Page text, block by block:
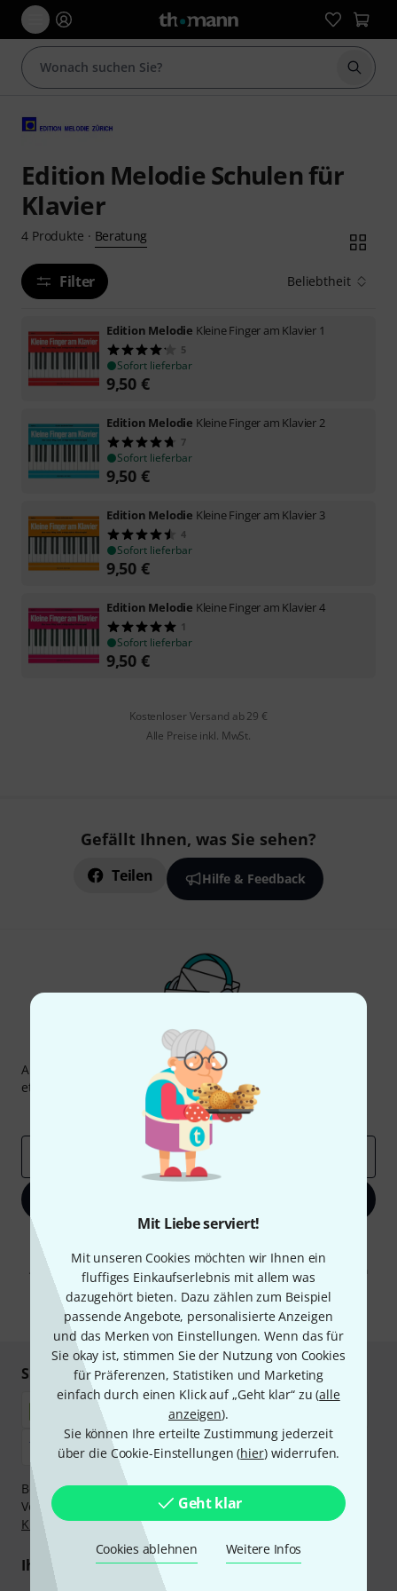
Mit Liebe serviert!
Mit unseren Cookies möchten wir Ihnen ein
fluffiges Einkaufserlebnis mit allem was
dazugehört bieten. Dazu zählen zum Beispiel
passende Angebote, personalisierte Anzeigen
und das Merken von Einstellungen. Wenn das für
Sie okay ist, stimmen Sie der Nutzung von Cookies
für Präferenzen, Statistiken und Marketing
einfach durch einen Klick auf „Geht klar“ zu (alle
anzeigen).
Sie können Ihre erteilte Zustimmung jederzeit
über die Cookie-Einstellungen (hier) widerrufen.
Geht klar
Cookies ablehnen Weitere Infos
Suche
Edition Melodie Schulen für
Klavier
4 Produkte · Beratung
Filter Beliebtheit
Edition Melodie Kleine Finger am Klavier 1
5
Sofort lieferbar
9,50 €
Edition Melodie Kleine Finger am Klavier 2
7
Sofort lieferbar
9,50 €
Edition Melodie Kleine Finger am Klavier 3
4
Sofort lieferbar
9,50 €
Edition Melodie Kleine Finger am Klavier 4
1
Sofort lieferbar
9,50 €
Kostenloser Versand ab 29 €
Alle Preise inkl. MwSt.
Gefällt Ihnen, was Sie sehen?
Teilen Hilfe & Feedback
Thomann Newsletter
Abonniere den Thomann Newsletter und gewinne mit
etwas Glück einen von 50 Gutscheinenüber jeweils
Inspirierende Beiträge
Deals
Mit Klick auf „Jetzt anmelden“ stimmen Sie dem Erhalt von E-Mail-
Werbung und einer Messung des E-Mail-Nutzungsverhaltens zu. Die
Abmeldung ist jederzeit möglich. Weitere Informationen finden Sie in
unserenDatenschutzhinweisen.
* Pflichtfeld
Sicher einkaufen & bezahlen
Bezahlen Sie vertraulich und sicher per Nachnahme,
Vorkasse, PayPal, Amazon Pay,Klarna Sofort bezahlen
,
Klarna Ratenzahlungoder Kreditkarte.
Ihre Vorteile